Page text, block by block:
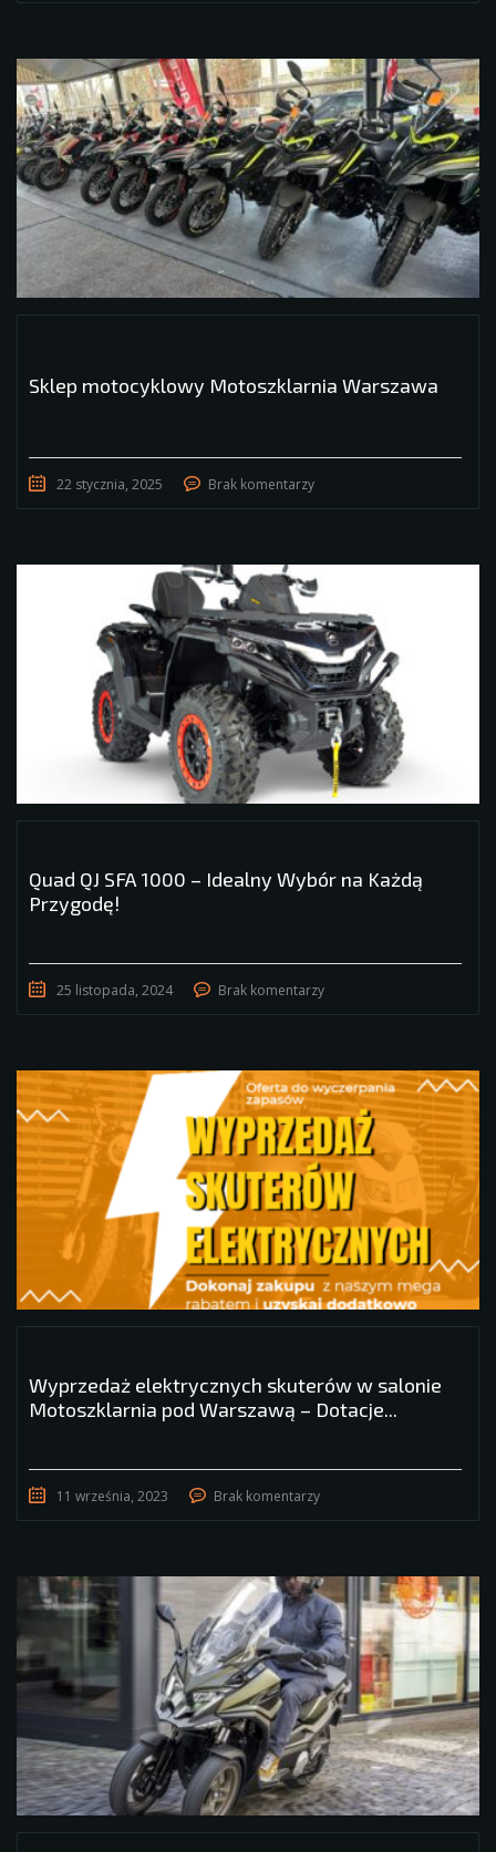
Sklep motocyklowy Motoszklarnia Warszawa
22 stycznia, 2025 Brak komentarzy
Quad QJ SFA 1000 – Idealny Wybór na Każdą
Przygodę!
25 listopada, 2024 Brak komentarzy
Wyprzedaż elektrycznych skuterów w salonie
Motoszklarnia pod Warszawą – Dotacje...
11 września, 2023 Brak komentarzy